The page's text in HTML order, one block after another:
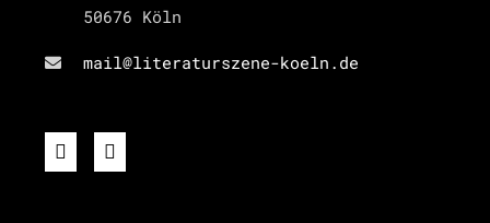
50676 Köln
mail@literaturszene-koeln.de